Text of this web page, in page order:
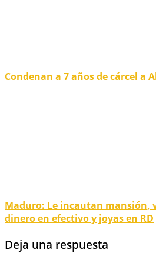
Condenan a 7 años de cárcel a
Maduro: Le incautan mansión,
dinero en efectivo y joyas en RD
Deja una respuesta